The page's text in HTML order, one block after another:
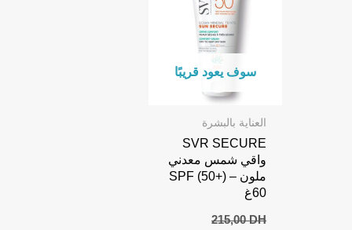
سوف يعود قريبًا
العناية بالبشرة
SVR SECURE
واقي شمس معدني
ملون SPF (50+) –
60غ
215,00DH